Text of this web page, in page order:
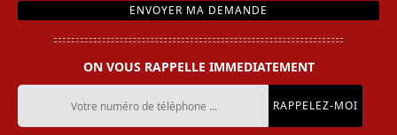
ON VOUS RAPPELLE IMMEDIATEMENT